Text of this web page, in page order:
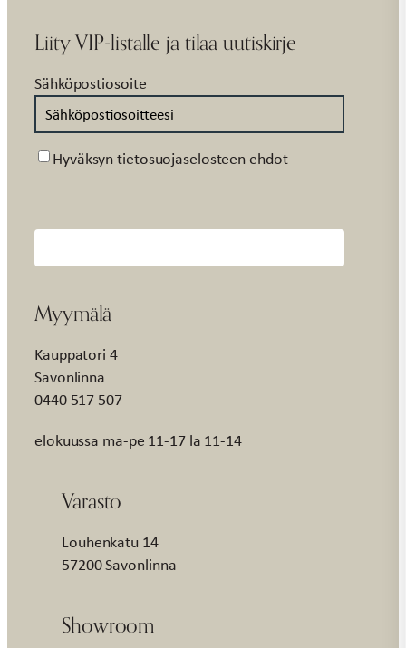
Liity VIP-listalle ja tilaa uutiskirje
Sähköpostiosoite
Suostumus
Hyväksyn tietosuojaselosteen ehdot
Myymälä
Kauppatori 4
Savonlinna
0440 517 507
elokuussa ma-pe 11-17 la 11-14
Varasto
Louhenkatu 14
57200 Savonlinna
Showroom